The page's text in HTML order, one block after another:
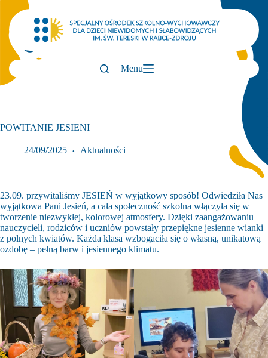
treści
Menu
POWITANIE JESIENI
24/09/2025 Aktualności
23.09. przywitaliśmy JESIEŃ w wyjątkowy sposób! Odwiedziła Nas
wyjątkowa Pani Jesień, a cała społeczność szkolna włączyła się w
tworzenie niezwykłej, kolorowej atmosfery. Dzięki zaangażowaniu
nauczycieli, rodziców i uczniów powstały przepiękne jesienne wianki
z polnych kwiatów. Każda klasa wzbogaciła się o własną, unikatową
ozdobę – pełną barw i jesiennego klimatu.